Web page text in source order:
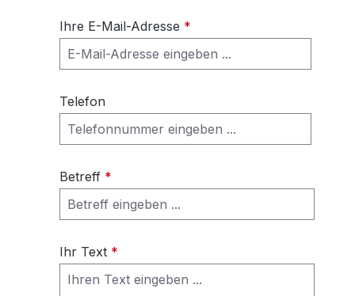
Ihre E-Mail-Adresse *
Telefon
Betreff *
Ihr Text *